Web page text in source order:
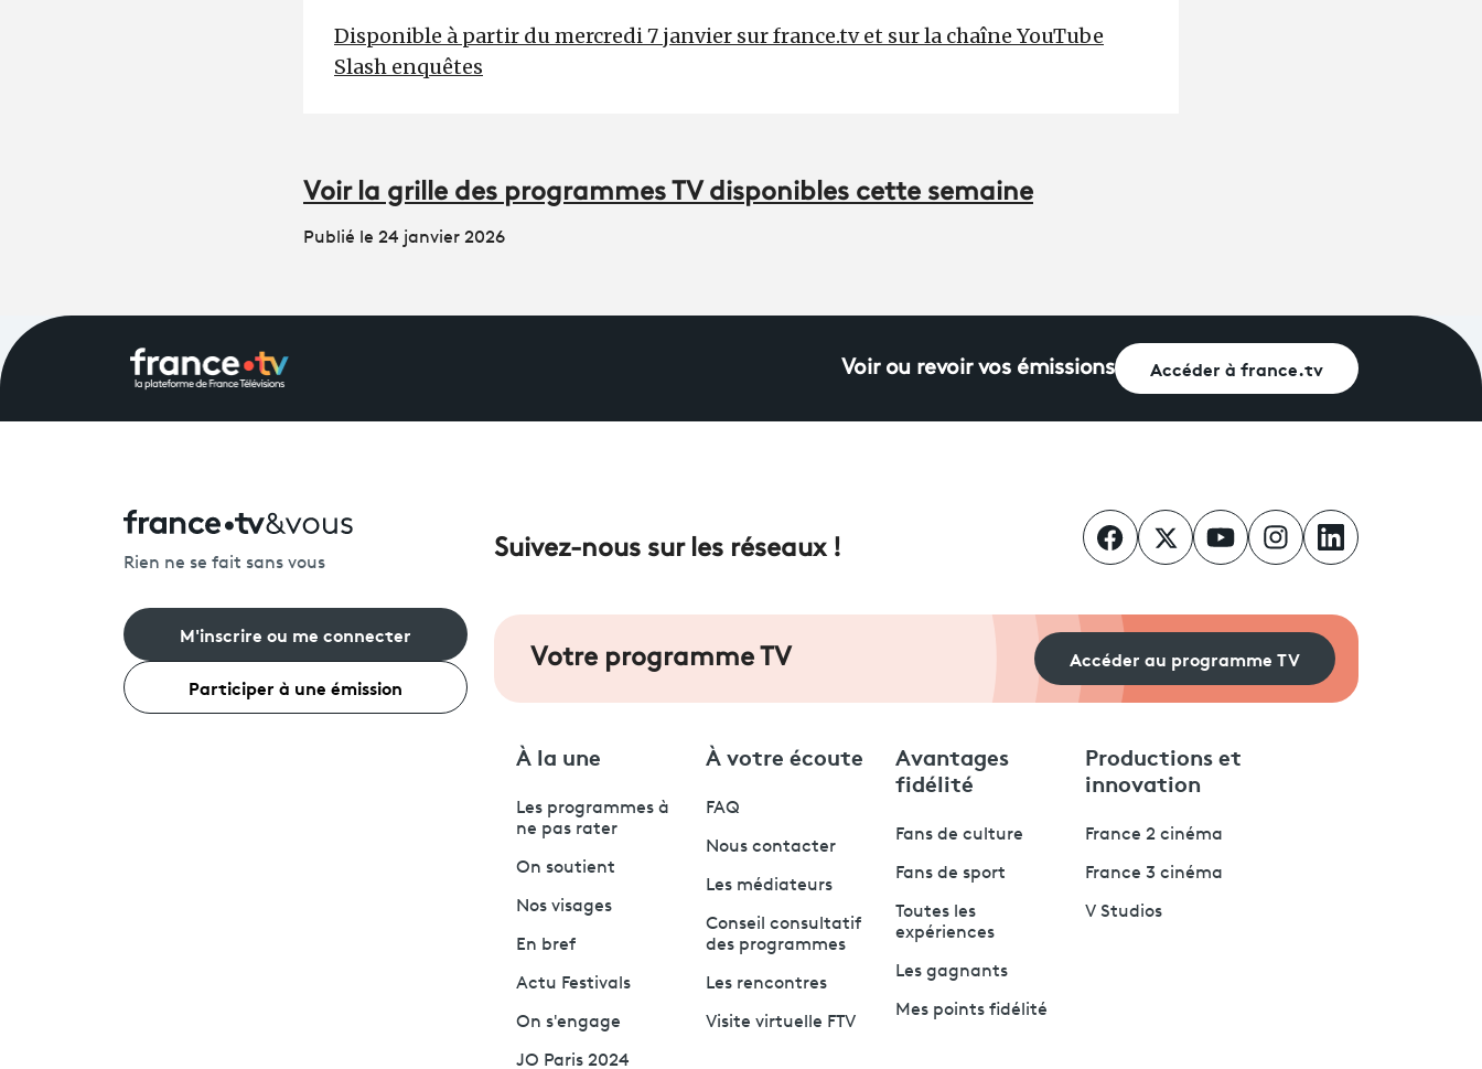
Disponible à partir du mercredi 7 janvier sur france.tv et sur la chaîne YouTube
Slash enquêtes
Voir la grille des programmes TV disponibles cette semaine
Publié le 24 janvier 2026
Voir ou revoir vos émissions Accéder à france.tv
Rien ne se fait sans vous
M'inscrire ou me connecter
Participer à une émission
Suivez-nous sur les réseaux !
Votre programme TV Accéder au programme TV
À la une
Les programmes à
ne pas rater
On soutient
Nos visages
En bref
Actu Festivals
On s'engage
JO Paris 2024
À votre écoute
FAQ
Nous contacter
Les médiateurs
Conseil consultatif
des programmes
Les rencontres
Visite virtuelle FTV
Avantages
fidélité
Fans de culture
Fans de sport
Toutes les
expériences
Les gagnants
Mes points fidélité
Productions et
innovation
France 2 cinéma
France 3 cinéma
V Studios